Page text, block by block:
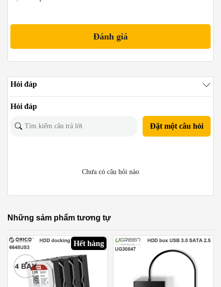
Hỏi đáp
Hỏi đáp
Đặt một câu hỏi
Chưa có câu hỏi nào
Những sảm phẩm tương tự
Hết hàng